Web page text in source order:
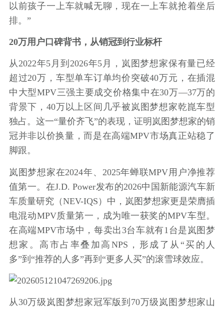
以前孩子一上车就喊无聊，现在一上车就抢着坐后
排。”
20万用户口碑背书，从销冠到行业标杆
从2022年5月到2026年5月，岚图梦想家保有量已经
超过20万，车型单车订单均价突破40万元，在插混
中大型MPV三强主要成交价格集中在30万—37万的
背景下，40万以上区间几乎被岚图梦想家乾崑车型
独占。这一“量价齐飞”的表现，证明岚图梦想家的销
冠并非以价换量，而是在高端MPV市场真正站稳了
脚跟。
岚图梦想家在2024年、2025年蝉联MPV用户净推荐
值第一。在J.D. Power发布的2026中国新能源汽车新
车质量研究（NEV-IQS）中，岚图梦想家更是荣膺插
电混动MPV质量第一，成为唯一获奖的MPV车型。
在高端MPV市场中，每卖出3台车就有1台是岚图梦
想家。高市占率叠加高NPS，形成了从“买的人
多”到“推荐的人多”再到“更多人买”的滚雪球效应。
从30万级岚图梦想家冠军版到70万级岚图梦想家山